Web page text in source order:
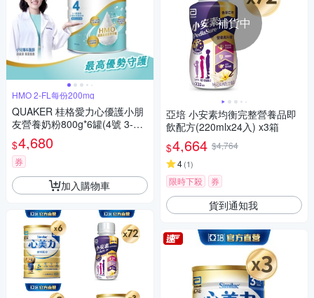
HMO 2-FL每份200mg
QUAKER 桂格愛力心優護小朋
友營養奶粉800g*6罐(4號 3-7
歲幼童適用 無添加蔗糖 銜接換
奶好安心)
$4,680
券
加入購物車
補貨中
亞培 小安素均衡完整營養品即
飲配方(220mlx24入) x3箱
$4,664 $4,764
4(1)
限時下殺 券
貨到通知我